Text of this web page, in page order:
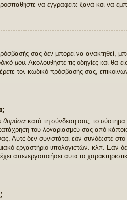
να εγγραφείτε ξανά και να
σας δεν μπορεί να ανακτηθεί,
μου. Ακολουθήστε τις οδηγίες και θα
τον κωδικό πρόσβασής σας,
θυμάσαι κατά τη σύνδεση σας, το σύστημα
του λογαριασμού σας από
Αυτό δεν συνιστάται εάν συνδέεστε
εργαστήριο υπολογιστών, κλπ. Εάν
απενεργοποιήσει αυτό το